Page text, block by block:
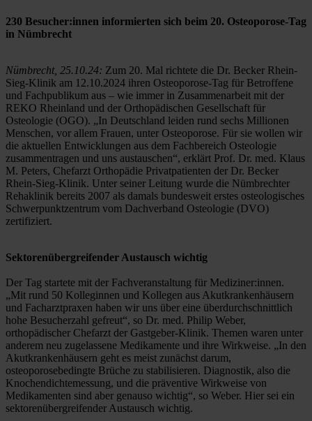
230 Besucher:innen informierten sich beim 20. Osteoporose-Tag
in Nümbrecht
Nümbrecht, 25.10.24: Zum 20. Mal richtete die Dr. Becker Rhein-
Sieg-Klinik am 12.10.2024 ihren Osteoporose-Tag für Betroffene
und Fachpublikum aus – wie immer in Zusammenarbeit mit der
REKO Rheinland und der Orthopädischen Gesellschaft für
Osteologie (OGO). „In Deutschland leiden rund sechs Millionen
Menschen, vor allem Frauen, unter Osteoporose. Für sie wollen wir
die aktuellen Entwicklungen aus dem Fachbereich Osteologie
zusammentragen und uns austauschen“, erklärt Prof. Dr. med. Klaus
M. Peters, Chefarzt Orthopädie Privatpatienten der Dr. Becker
Rhein-Sieg-Klinik. Unter seiner Leitung wurde die Nümbrechter
Rehaklinik bereits 2007 als damals bundesweit erstes osteologisches
Schwerpunktzentrum vom Dachverband Osteologie (DVO)
zertifiziert.
Sektorenübergreifender Austausch wichtig
Der Tag startete mit der Fachveranstaltung für Mediziner:innen.
„Mit rund 50 Kolleginnen und Kollegen aus Akutkrankenhäusern
und Facharztpraxen haben wir uns über eine überdurchschnittlich
hohe Besucherzahl gefreut“, so Dr. med. Philip Weber,
orthopädischer Chefarzt der Gastgeber-Klinik. Themen waren unter
anderem neu zugelassene Medikamente und ihre Wirkweise. „In den
Akutkrankenhäusern geht es meist zunächst darum,
osteoporosebedingte Brüche zu stabilisieren. Diagnostik, also die
Knochendichtemessung, und die präventive Wirkweise von
Medikamenten sind aber genauso wichtig“, so Weber. Hier sei ein
sektorenübergreifender Austausch wichtig.